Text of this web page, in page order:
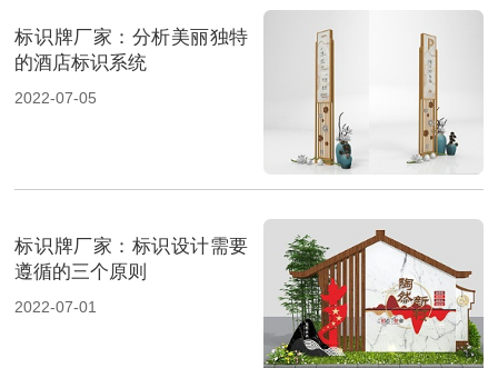
标识牌厂家：分析美丽独特
的酒店标识系统
2022-07-05
标识牌厂家：标识设计需要
遵循的三个原则
2022-07-01